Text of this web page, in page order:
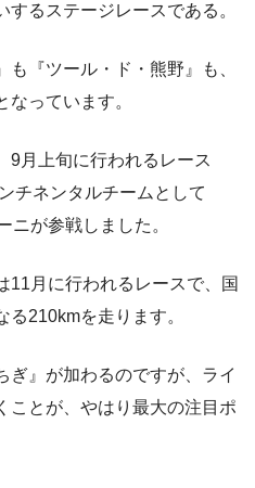
るステージレースである。
も『ツール・ド・熊野』も、
なっています。
9月上旬に行われるレース
チネンタルチームとして
ニが参戦しました。
11月に行われるレースで、国
210kmを走ります。
ぎ』が加わるのですが、ライ
ことが、やはり最大の注目ポ